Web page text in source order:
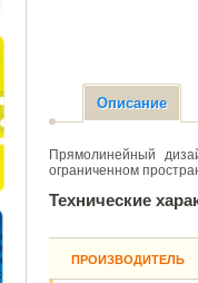
Описание
Прямолинейный
ограниченном
Технические
ПРОИЗВОДИТЕЛЬ